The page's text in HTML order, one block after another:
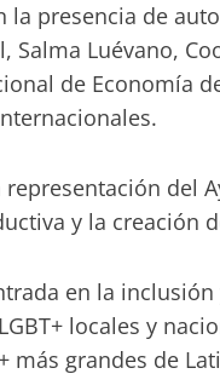
presencia de
Salma Luévano,
de Economía
del
y la creación
en la
locales y
más grandes de